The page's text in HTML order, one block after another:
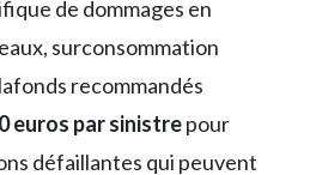
de dommages en
surconsommation
recommandés
euros par sinistrepour
défaillantes qui peuvent